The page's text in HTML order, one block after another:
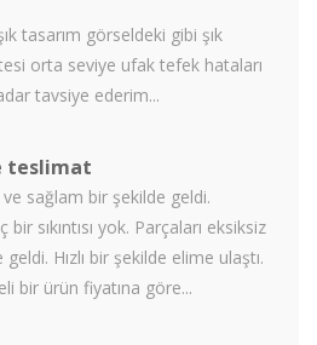
tasarım görseldeki gibi şık
orta seviye ufak tefek hataları
tavsiye ederim...
teslimat
sağlam bir şekilde geldi.
sıkıntısı yok. Parçaları eksiksiz
Hızlı bir şekilde elime ulaştı.
bir ürün fiyatına göre...